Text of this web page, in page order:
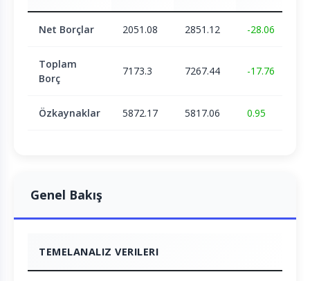
Net Borçlar 2051.08 2851.12 -28.06
Toplam
Borç
7173.3 7267.44 -17.76
Özkaynaklar 5872.17 5817.06 0.95
Genel Bakış
TEMELANALIZ VERILERI